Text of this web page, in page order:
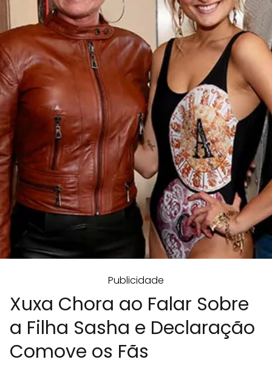
Publicidade
Xuxa Chora ao Falar Sobre
a Filha Sasha e Declaração
Comove os Fãs